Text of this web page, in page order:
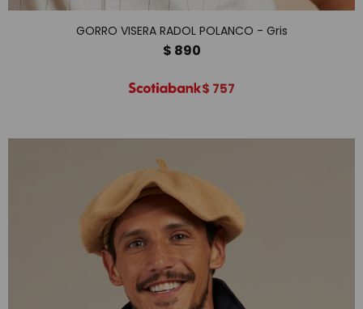
GORRO VISERA RADOL POLANCO - Gris
$ 890
$ 757